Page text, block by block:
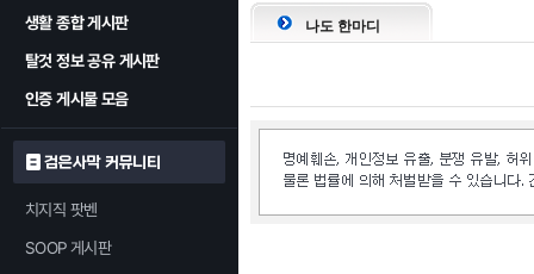
생활 종합 게시판
탈것 정보 공유 게시판
인증 게시물 모음
검은사막 커뮤니티
치지직 팟벤
SOOP 게시판
나도 한마디